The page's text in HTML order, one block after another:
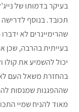
בעיקר בדמותו של
תכובד. בנוסף לדרישה
שהרימיינרים לא
בעייתית בהרבה, שכן
יכול להשמיע את קולו
בהחזרת משאל העם
שההפגנות שמנסות
מאוד להניח שמיי